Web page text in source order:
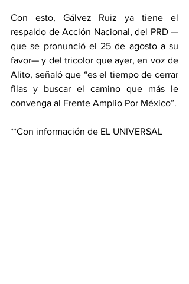
Con esto, Gálvez Ruiz ya tiene el
respaldo de Acción Nacional, del PRD —
que se pronunció el 25 de agosto a su
favor— y del tricolor que ayer, en voz de
Alito, señaló que “es el tiempo de cerrar
filas y buscar el camino que más le
convenga al Frente Amplio Por México”.
**Con información de EL UNIVERSAL